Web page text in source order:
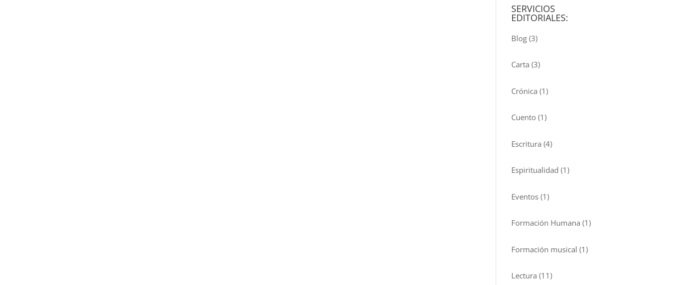
SERVICIOS
EDITORIALES:
Blog (3)
Carta (3)
Crónica (1)
Cuento (1)
Escritura (4)
Espiritualidad (1)
Eventos (1)
Formación Humana (1)
Formación musical (1)
Lectura (11)